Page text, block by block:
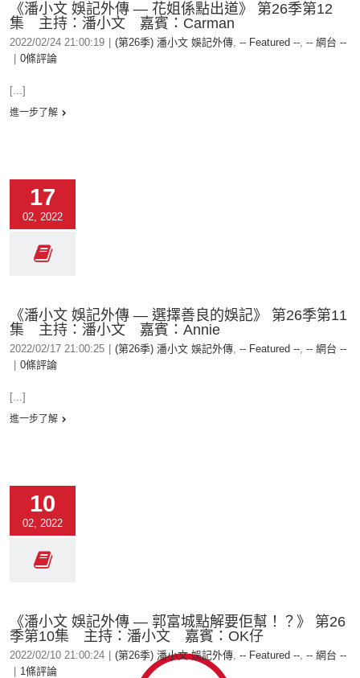
《潘小文 娛記外傳 — 花姐係點出道》 第26季第12
集 主持：潘小文 嘉賓：Carman
2022/02/24 21:00:19 (第26季) 潘小文 娛記外傳, -- Featured --, -- 網台 --
0條評論
[...]
進一步了解
17
02, 2022
《潘小文 娛記外傳 — 選擇善良的娛記》 第26季第11
集 主持：潘小文 嘉賓：Annie
2022/02/17 21:00:25 (第26季) 潘小文 娛記外傳, -- Featured --, -- 網台 --
0條評論
[...]
進一步了解
10
02, 2022
《潘小文 娛記外傳 — 郭富城點解要佢幫！？》 第26
季第10集 主持：潘小文 嘉賓：OK仔
2022/02/10 21:00:24 (第26季) 潘小文 娛記外傳, -- Featured --, -- 網台 --
1條評論